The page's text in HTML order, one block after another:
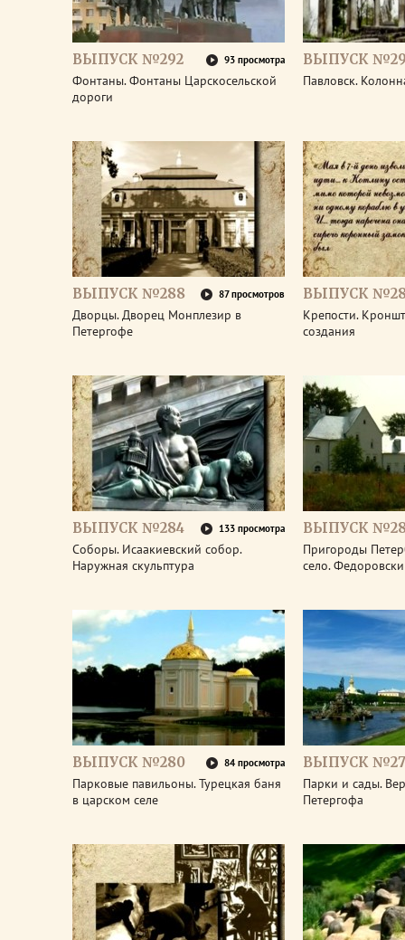
ВЫПУСК №292 93 просмотра
Фонтаны. Фонтаны Царскосельской
дороги
ВЫПУСК
Павловск.
ВЫПУСК №288 87 просмотров
Дворцы. Дворец Монплезир в
Петергофе
ВЫПУСК
Крепости.
создания
ВЫПУСК №284 133 просмотра
Соборы. Исаакиевский собор.
Наружная скульптура
ВЫПУСК
Пригороды
село.
ВЫПУСК №280 84 просмотра
Парковые павильоны. Турецкая баня
в царском селе
ВЫПУСК
Парки и сады.
Петергофа